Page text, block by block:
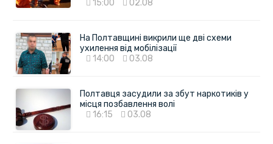
15:00 02.08
На Полтавщині викрили ще дві схеми
ухилення від мобілізації
14:00
03.08
Полтавця засудили за збут наркотиків у
місця позбавлення волі
16:15
03.08